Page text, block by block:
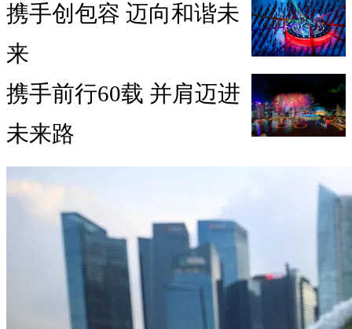
携手创包容 迈向和谐未
来
携手前行60载 并肩迈进
未来路